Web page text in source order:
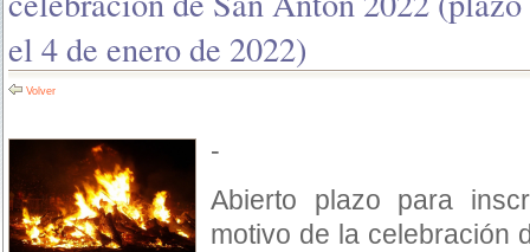
el 4 de enero de 2022)
Volver
-
Abierto plazo para
motivo de la celebración